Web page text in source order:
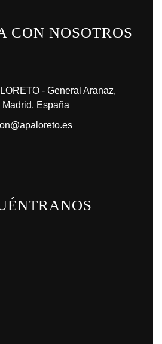
CON NOSOTROS
- General Aranaz,
Madrid, España